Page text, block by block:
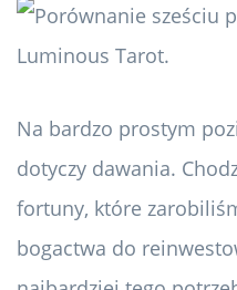
Na bardzo prostym
dotyczy dawania.
fortuny, które
bogactwa do